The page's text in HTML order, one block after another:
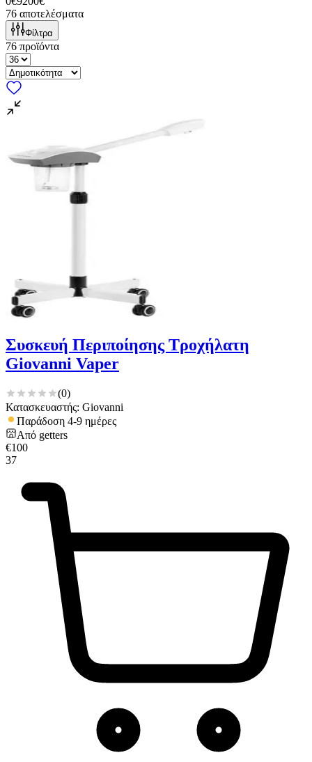
76 αποτελέσματα
Φίλτρα
76 προϊόντα
Συσκευή Περιποίησης Τροχήλατη
Giovanni Vaper
(0)
Κατασκευαστής: Giovanni
Παράδοση 4-9 ημέρες
Από getters
€100
37